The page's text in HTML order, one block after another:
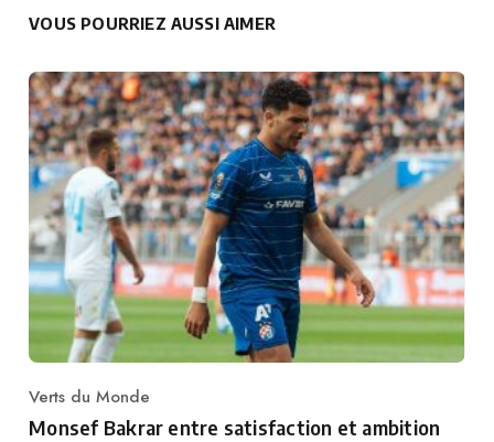
VOUS POURRIEZ AUSSI AIMER
Category
Verts du Monde
Monsef Bakrar entre satisfaction et ambition